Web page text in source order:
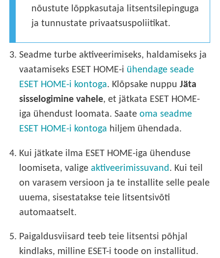
nõustute lõppkasutaja litsentsilepinguga
ja tunnustate privaatsuspoliitikat.
3. Seadme turbe aktiveerimiseks, haldamiseks ja
vaatamiseks ESET HOME-i ühendage seade
ESET HOME-i kontoga. Klõpsake nuppuJäta
sisselogimine vahele, et jätkata ESET HOME-
iga ühendust loomata. Saateoma seadme
ESET HOME-i kontoga hiljem ühendada.
4. Kui jätkate ilma ESET HOME-iga ühenduse
loomiseta, valigeaktiveerimissuvand . Kui teil
on varasem versioon ja te installite selle peale
uuema, sisestatakse teie litsentsivõti
automaatselt.
5. Paigaldusviisard teeb teie litsentsi põhjal
kindlaks, milline ESET-i toode on installitud.